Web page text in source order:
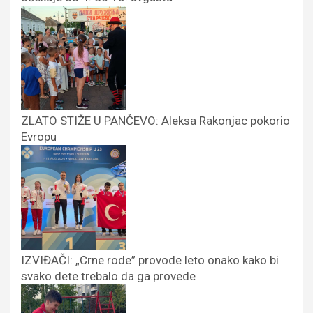
ZLATO STIŽE U PANČEVO: Aleksa Rakonjac pokorio
Evropu
IZVIĐAČI: „Crne rode” provode leto onako kako bi
svako dete trebalo da ga provede